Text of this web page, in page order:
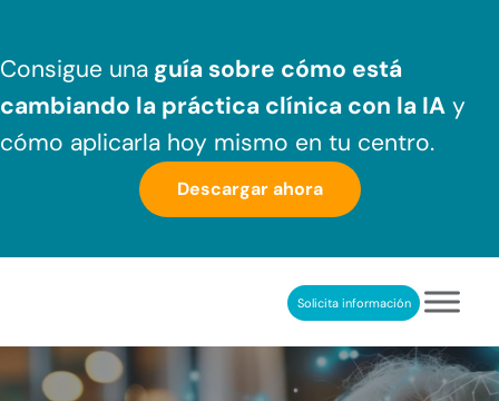
Consigue una guía sobre cómo está
cambiando la práctica clínica con la IA y
cómo aplicarla hoy mismo en tu centro.
Descargar ahora
REHABILITACIÓN COGNITIVA PROFESIONALSolicita información